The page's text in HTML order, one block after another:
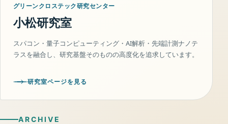
グリーンクロステック研究センター
小松研究室
スパコン・量子コンピューティング・AI解析・先端計測ナノテ
ラスを融合し、研究基盤そのものの高度化を追求しています。
研究室ページを見る
ARCHIVE